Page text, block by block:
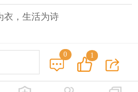
衣，生活为诗
0 1
计之窗 www.333cn.com 版权所有